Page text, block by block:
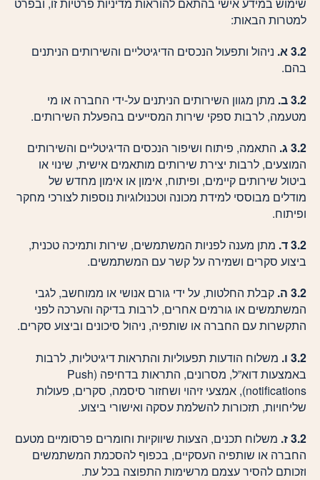
למטרות הבאות:
3.2 א.
ניהול ותפעול הנכסים הדיגיטליים והשירותים הניתנים
בהם.
3.2 ב.
מתן מגוון השירותים הניתנים על-ידי החברה או מי
מטעמה, לרבות ספקי שירות המסייעים בהפעלת השירותים.
3.2 ג.
התאמה, פיתוח ושיפור הנכסים הדיגיטליים והשירותים
המוצעים, לרבות יצירת שירותים מותאמים אישית, שינוי או
ביטול שירותים קיימים, ופיתוח, אימון או אימון מחדש של
מודלים מבוססי למידת מכונה וטכנולוגיות נוספות לצורכי מחקר
ופיתוח.
3.2 ד.
מתן מענה לפניות המשתמשים, שירות ותמיכה טכנית,
ביצוע סקרים ושמירה על קשר עם המשתמשים.
3.2 ה.
קבלת החלטות, על ידי גורם אנושי או ממוחשב, לגבי
המשתמשים או גורמים אחרים, לרבות בדיקה והערכה לפני
התקשרות עם החברה או שותפיה, ניהול סיכונים וביצוע סקרים.
3.2 ו.
משלוח הודעות תפעוליות והתראות דיגיטליות, לרבות
באמצעות דוא”ל, מסרונים, התראות בדחיפה (Push
notifications), אמצעי זיהוי ושחזור סיסמה, סקרים, פעולות
שליחויות, תזכורות להשלמת עסקה ואישורי ביצוע.
3.2 ז.
משלוח תכנים, הצעות שיווקיות וחומרים פרסומיים מטעם
החברה או שותפיה העסקיים, בכפוף להסכמת המשתמשים
וזכותם להסיר עצמם מרשימות התפוצה בכל עת.